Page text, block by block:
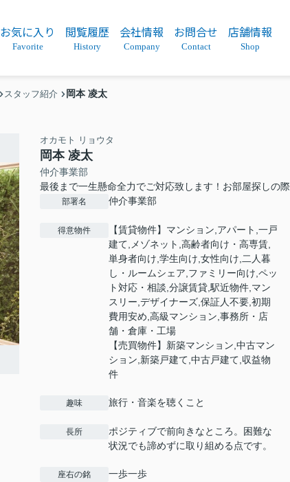
お気に入り
Favorite
閲覧履歴
History
会社情報
Company
お問合せ
Contact
店舗情報
Shop
スタッフ紹介 岡本 凌太
オカモト リョウタ
岡本 凌太
仲介事業部
最後まで一生懸命全力でご対応致します！お部屋探しの
部署名 仲介事業部
得意物件
【賃貸物件】マンション,アパート,一戸
建て,メゾネット,高齢者向け・高専賃,
単身者向け,学生向け,女性向け,二人暮
し・ルームシェア,ファミリー向け,ペッ
ト対応・相談,分譲賃貸,駅近物件,マン
スリー,デザイナーズ,保証人不要,初期
費用安め,高級マンション,事務所・店
舗・倉庫・工場
【売買物件】新築マンション,中古マン
ション,新築戸建て,中古戸建て,収益物
件
趣味 旅行・音楽を聴くこと
長所
ポジティブで前向きなところ。困難な
状況でも諦めずに取り組める点です。
座右の銘 一歩一歩